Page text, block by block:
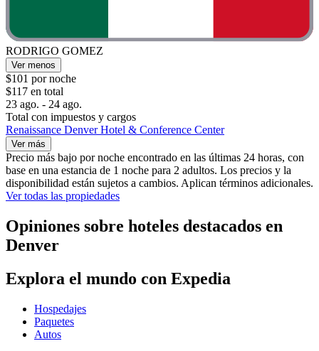
RODRIGO GOMEZ
Ver menos
$101 por noche
$117 en total
23 ago. - 24 ago.
Total con impuestos y cargos
Renaissance Denver Hotel & Conference Center
Ver más
Precio más bajo por noche encontrado en las últimas 24 horas, con
base en una estancia de 1 noche para 2 adultos. Los precios y la
disponibilidad están sujetos a cambios. Aplican términos adicionales.
Ver todas las propiedades
Opiniones sobre hoteles destacados en
Denver
Explora el mundo con Expedia
Hospedajes
Paquetes
Autos